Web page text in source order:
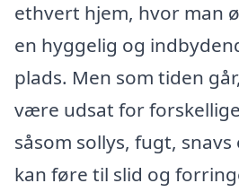
ethvert hjem, hvor man
en hyggelig og
plads. Men som tiden
være udsat for
såsom sollys, fugt, snavs
kan føre til slid og